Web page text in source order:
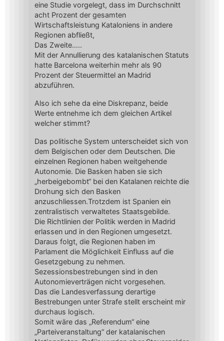
eine Studie vorgelegt, dass im Durchschnitt
acht Prozent der gesamten
Wirtschaftsleistung Kataloniens in andere
Regionen abfließt,
Das Zweite…..
Mit der Annullierung des katalanischen Statuts
hatte Barcelona weiterhin mehr als 90
Prozent der Steuermittel an Madrid
abzuführen.
Also ich sehe da eine Diskrepanz, beide
Werte entnehme ich dem gleichen Artikel
welcher stimmt?
Das politische System unterscheidet sich von
dem Belgischen oder dem Deutschen. Die
einzelnen Regionen haben weitgehende
Autonomie. Die Basken haben sie sich
„herbeigebombt“ bei den Katalanen reichte die
Drohung sich den Basken
anzuschliessen.Trotzdem ist Spanien ein
zentralistisch verwaltetes Staatsgebilde.
Die Richtlinien der Politik werden in Madrid
erlassen und in den Regionen umgesetzt.
Daraus folgt, die Regionen haben im
Parlament die Möglichkeit Einfluss auf die
Gesetzgebung zu nehmen.
Sezessionsbestrebungen sind in den
Autonomieverträgen nicht vorgesehen.
Das die Landesverfassung derartige
Bestrebungen unter Strafe stellt erscheint mir
durchaus logisch.
Somit wäre das „Referendum“ eine
„Parteiveranstaltung“ der katalanischen